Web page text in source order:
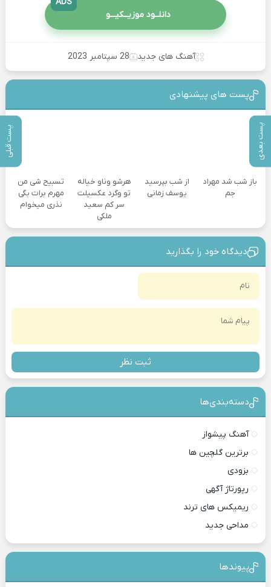
پست بعدی پست قبلی
دانلــود موزیــکیـــو
ADS
آهنگ های جدید 28 سپتامبر 2023
پست های پیشنهادی
باز شب شد مهراد
جم
از شب بپرسید
یوسف زمانی
هرشو وناو خیاله
تو وگرد عکسیلت
سر کم سعید
ملکی
تسبیح شی من
مهرم برات بگی
نذری میخوام
دیدگاه خود را بگذارید
ثبت نظر
دسته‌بندی‎‌‌ها
آهنگ پیشواز
برترین گلچین ها
بزودی
رپورتاژ آگهی
ریمیکس های ترند
مداحی جدید
پیوندها